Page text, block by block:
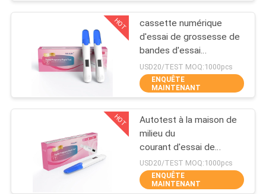
CONTRÔLE
QUALITÉ
CONTACTEZ-
NOUS
NOUVELLES
Kit d'essai de DOA
11
HOT
cassette numérique
d'essai de grossesse de
bandes d'essai
d'ovulation et de bandes
d'essai de grossesse
USD20/TEST MOQ:1000pcs
ENQUÊTE
MAINTENANT
HOT
Autotest à la maison de
milieu du
courant d'essai de
grossesse de
l'urine HCG d'essai de
grossesse diagnostique
USD20/TEST MOQ:1000pcs
ENQUÊTE
MAINTENANT